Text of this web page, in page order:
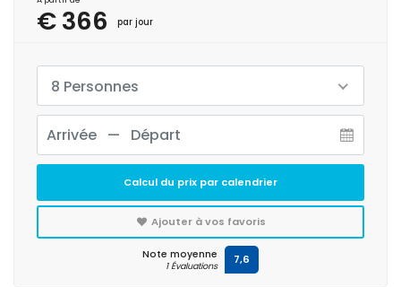
€ 366 par jour
8 Personnes
Calcul du prix par calendrier
Ajouter à vos favoris
Note moyenne
1 Évaluations 7,6